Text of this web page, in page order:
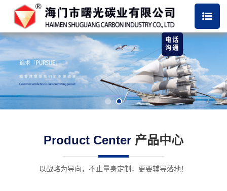
电话
沟通
Product Center 产品中心
以战略为导向，不止量身定制，更要辅导落地！